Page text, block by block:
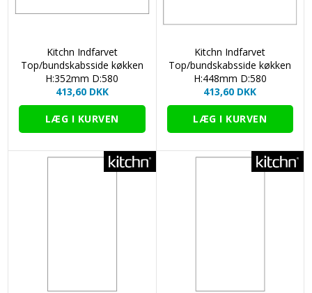
Kitchn Indfarvet
Top/bundskabsside køkken
H:352mm D:580
413,60 DKK
Kitchn Indfarvet
Top/bundskabsside køkken
H:448mm D:580
413,60 DKK